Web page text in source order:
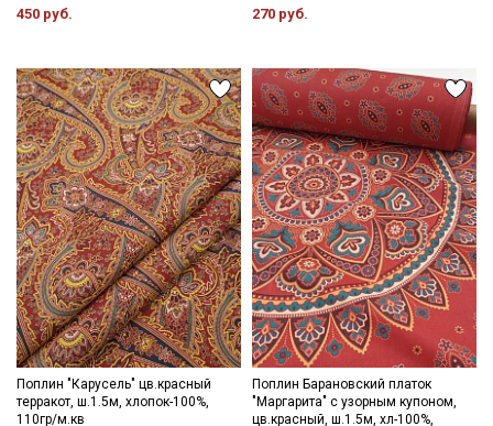
450 руб. 270 руб.
Поплин "Карусель" цв.красный
терракот, ш.1.5м, хлопок-100%,
110гр/м.кв
Поплин Барановский платок
"Маргарита" с узорным купоном,
цв.красный, ш.1.5м, хл-100%,